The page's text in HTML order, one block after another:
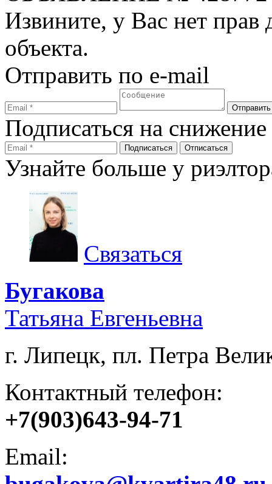
Извините, у Вас нет прав
объекта.
Отправить по e-mail
Подписаться на
Узнайте больше у
Связаться
Бугакова
Татьяна Евгеньевна
г. Липецк, пл. Петра
Контактный телефон:
+7(903)643-94-71
Email: